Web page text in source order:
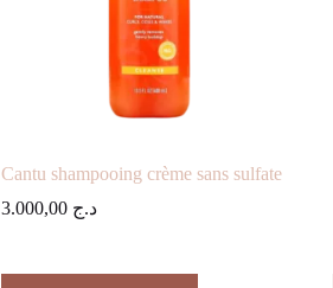
Cantu shampooing crème sans sulfate
د.ج 3.000,00